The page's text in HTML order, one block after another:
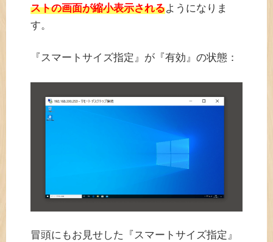
ストの画面が縮小表示されるようになりま
す。
『スマートサイズ指定』が『有効』の状態：
冒頭にもお見せした『スマートサイズ指定』